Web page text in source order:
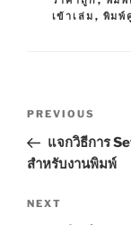
E
G
G
เข้าเล่ม , พิมพ์
s
n
P
r
e
i
PREVIOUS
แจกวิธีการ
สำหรับงานพิมพ์
N
NEXT